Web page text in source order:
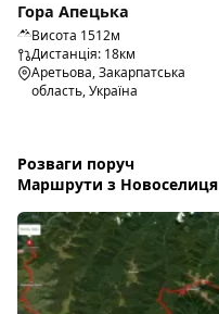
Гора Апецька
Висота 1512м
Дистанція: 18км
Аретьова, Закарпатська
область, Україна
Розваги поруч
Маршрути з Новоселиця